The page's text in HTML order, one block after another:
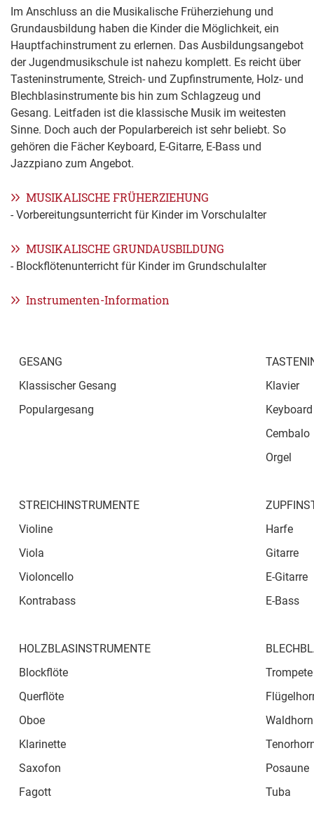
Im Anschluss an die Musikalische Früherziehung und
Grundausbildung haben die Kinder die Möglichkeit, ein
Hauptfachinstrument zu erlernen. Das Ausbildungsangebot
der Jugendmusikschule ist nahezu komplett. Es reicht über
Tasteninstrumente, Streich- und Zupfinstrumente, Holz- und
Blechblasinstrumente bis hin zum Schlagzeug und
Gesang. Leitfaden ist die klassische Musik im weitesten
Sinne. Doch auch der Popularbereich ist sehr beliebt. So
gehören die Fächer Keyboard, E-Gitarre, E-Bass und
Jazzpiano zum Angebot.
MUSIKALISCHE FRÜHERZIEHUNG
- Vorbereitungsunterricht für Kinder im Vorschulalter
MUSIKALISCHE GRUNDAUSBILDUNG
- Blockflötenunterricht für Kinder im Grundschulalter
Instrumenten-Information
GESANG
Klassischer Gesang
Klavier
Populargesang
Keyboard
Cembalo
Orgel
STREICHINSTRUMENTE
Violine
Harfe
Viola
Gitarre
Violoncello
E-Gitarre
Kontrabass
E-Bass
HOLZBLASINSTRUMENTE
Blockflöte
Trompete
Querflöte
Oboe
Waldhorn
Klarinette
Saxofon
Posaune
Fagott
Tuba